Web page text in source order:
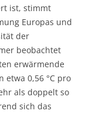
ist, stimmt
Europas und
der
beobachtet
erwärmende
etwa 0,56 °C pro
als doppelt so
sich das